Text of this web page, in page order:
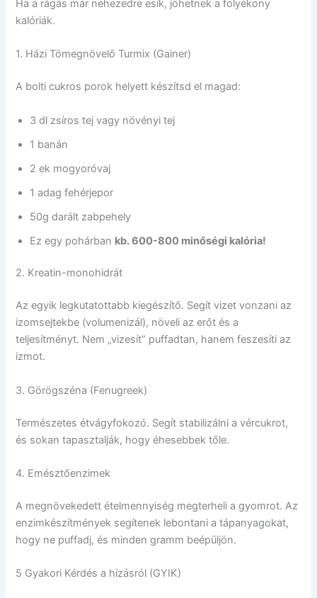
Ha a rágás már nehezedre esik, jöhetnek a folyékony
kalóriák.
1. Házi Tömegnövelő Turmix (Gainer)
A bolti cukros porok helyett készítsd el magad:
3 dl zsíros tej vagy növényi tej
1 banán
2 ek mogyoróvaj
1 adag fehérjepor
50g darált zabpehely
Ez egy pohárban kb. 600-800 minőségi kalória!
2. Kreatin-monohidrát
Az egyik legkutatottabb kiegészítő. Segít vizet vonzani az
izomsejtekbe (volumenizál), növeli az erőt és a
teljesítményt. Nem „vizesít” puffadtan, hanem feszesíti az
izmot.
3. Görögszéna (Fenugreek)
Természetes étvágyfokozó. Segít stabilizálni a vércukrot,
és sokan tapasztalják, hogy éhesebbek tőle.
4. Emésztőenzimek
A megnövekedett ételmennyiség megterheli a gyomrot. Az
enzimkészítmények segítenek lebontani a tápanyagokat,
hogy ne puffadj, és minden gramm beépüljön.
5 Gyakori Kérdés a hízásról (GYIK)